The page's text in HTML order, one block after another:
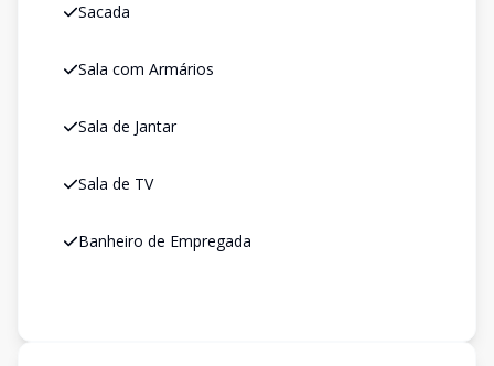
Sacada
Sala com Armários
Sala de Jantar
Sala de TV
Banheiro de Empregada